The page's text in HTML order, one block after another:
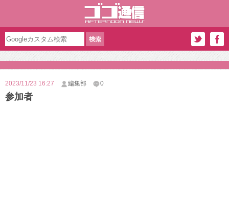
2023/11/23 16:27 編集部 0
参加者